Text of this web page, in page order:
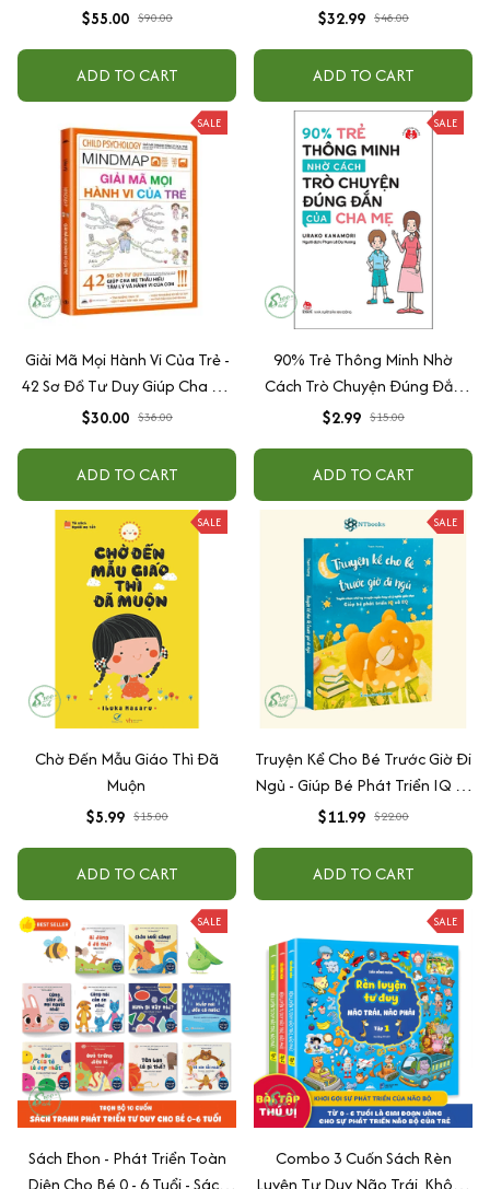
Ngày Gieo Trồng Tư Duy
$55.00 $90.00
ADD TO CART
cao cấp + tặng kèm vòng tay
$32.99 $48.00
ADD TO CART
SALE
Giải Mã Mọi Hành Vi Của Trẻ -
42 Sơ Đồ Tư Duy Giúp Cha Mẹ
Thấu Hiểu Tâm Lý Và Hành Vi
$30.00 $38.00
ADD TO CART
SALE
90% Trẻ Thông Minh Nhờ
Cách Trò Chuyện Đúng Đắn
Của Cha Mẹ
$2.99 $15.00
ADD TO CART
SALE
Chờ Đến Mẫu Giáo Thì Đã
Muộn
$5.99 $15.00
ADD TO CART
SALE
Truyện Kể Cho Bé Trước Giờ Đi
Ngủ - Giúp Bé Phát Triển IQ Và
EQ
$11.99 $22.00
ADD TO CART
SALE
Sách Ehon - Phát Triển Toàn
Diện Cho Bé 0 - 6 Tuổi - Sách
SALE
Combo 3 Cuốn Sách Rèn
Luyện Tư Duy Não Trái, Không